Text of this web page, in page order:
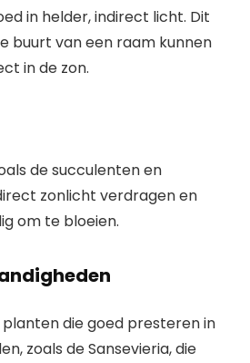
in helder, indirect licht. Dit
buurt van een raam kunnen
in de zon.
de succulenten en
zonlicht verdragen en
om te bloeien.
planten die goed presteren in
zoals de Sansevieria, die